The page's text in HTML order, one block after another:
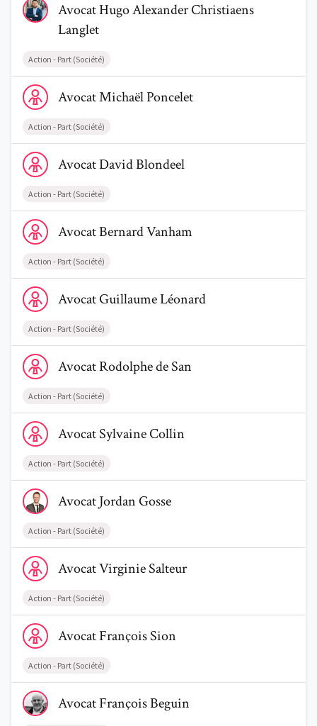
Comment nous vous aidons
Une start-up 100% indépendante
AvocatHugo AlexanderChristiaens
Langlet
Action - Part (Société)
Voir le profil de AvocatMichaël Poncelet
AvocatMichaëlPoncelet
Action - Part (Société)
Voir le profil de AvocatDavid Blondeel
AvocatDavidBlondeel
Action - Part (Société)
Voir le profil de AvocatBernard Vanham
AvocatBernardVanham
Action - Part (Société)
Voir le profil de AvocatGuillaume Léonard
AvocatGuillaumeLéonard
Action - Part (Société)
Voir le profil de AvocatRodolphe de San
AvocatRodolphede San
Action - Part (Société)
Voir le profil de AvocatSylvaine Collin
AvocatSylvaineCollin
Action - Part (Société)
Voir le profil de AvocatJordan Gosse
AvocatJordanGosse
Action - Part (Société)
Voir le profil de AvocatVirginie Salteur
AvocatVirginieSalteur
Action - Part (Société)
Voir le profil de AvocatFrançois Sion
AvocatFrançoisSion
Action - Part (Société)
Voir le profil de AvocatFrançois Beguin
AvocatFrançoisBeguin